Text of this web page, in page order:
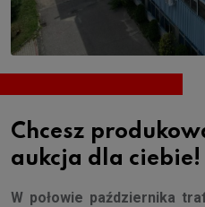
Chcesz
aukcja dla ciebie!
W połowie października